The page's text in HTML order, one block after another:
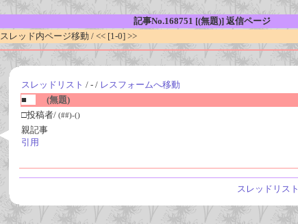
記事No.168751 [(無題)] 返信ページ
スレッド内ページ移動 / << [1-0] >>
スレッドリスト / - / レスフォームへ移動
■
(無題)
□投稿者/ (##)-()
親記事
引用
スレッドリスト